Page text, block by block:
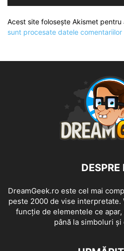
Acest site folosește Akismet pentru
sunt procesate datele comentariilor
DESPRE
DreamGeek.ro este cel mai
peste 2000 de vise
funcție de elementele ce
până la simboluri